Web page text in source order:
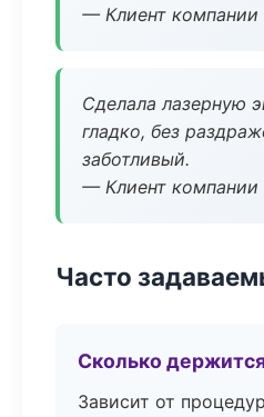
— Клиент компании
Сделала лазерную
гладко, без
заботливый.
— Клиент компании
Часто
Сколько
Зависит от